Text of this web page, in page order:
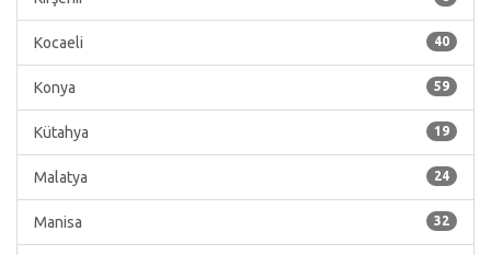
40
Kocaeli
59
Konya
19
Kütahya
24
Malatya
32
Manisa